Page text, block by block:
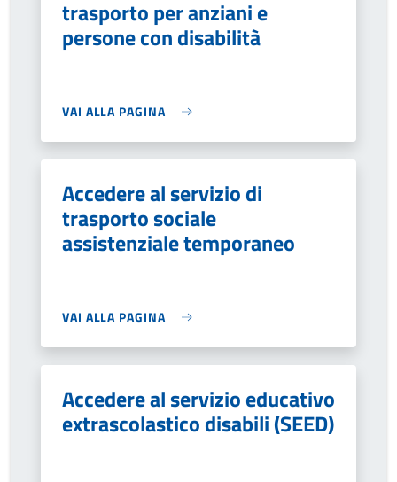
trasporto per anziani e
persone con disabilità
VAI ALLA PAGINA
Accedere al servizio di
trasporto sociale
assistenziale temporaneo
VAI ALLA PAGINA
Accedere al servizio educativo
extrascolastico disabili (SEED)